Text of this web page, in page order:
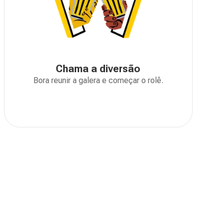
Chama a diversão
Bora reunir a galera e começar o rolê.